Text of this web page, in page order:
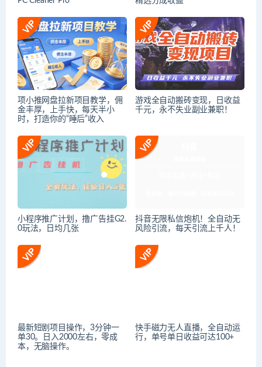
项小推网盘拉新项目教学，佣
金丰厚，上手快，每天半小
时，打造你的“睡后”收入
游戏全自动搬砖变现，日收益
千元，永不失业副业兼职！
小程序推广计划，撸广告挂G2.
0玩法，日均几张
抖音无限私信炮机！全自动无
风险引流，每天引流上千人！
最新短剧项目操作，3分钟一
单30。日入2000左右，零成
本，无脑操作。
快手磁力无人直播，全自动运
行，单号单日收益可达100+